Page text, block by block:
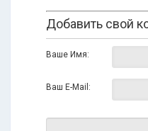
Добавить свой
Ваше Имя:
Ваш E-Mail: